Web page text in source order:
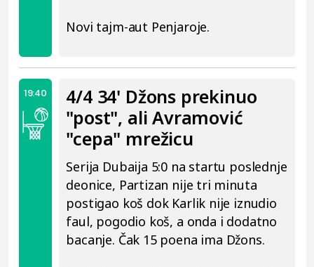
Novi tajm-aut Penjaroje.
19:40
4/4 34' Džons prekinuo
"post", ali Avramović
"cepa" mrežicu
Serija Dubaija 5:0 na startu poslednje
deonice, Partizan nije tri minuta
postigao koš dok Karlik nije iznudio
faul, pogodio koš, a onda i dodatno
bacanje. Čak 15 poena ima Džons.